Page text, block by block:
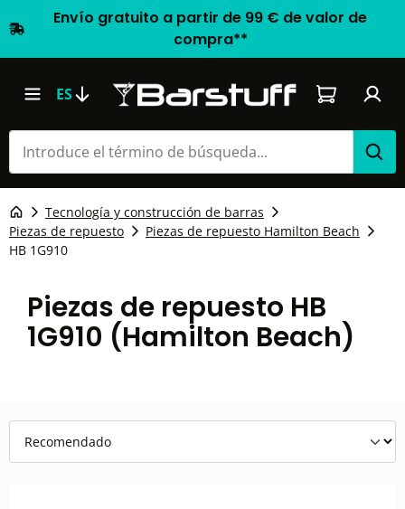
Envío gratuito a partir de 99 € de valor de
compra**
ES El carrito
Tecnología y construcción de barras
Piezas de repuesto
Piezas de repuesto Hamilton Beach
HB 1G910
Piezas de repuesto HB
1G910 (Hamilton Beach)